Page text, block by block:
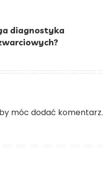
diagnostyka
móc dodać komentarz.